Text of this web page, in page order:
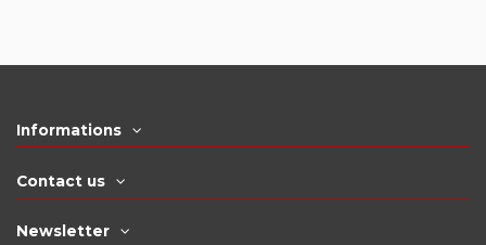
Informations
Contact us
Newsletter